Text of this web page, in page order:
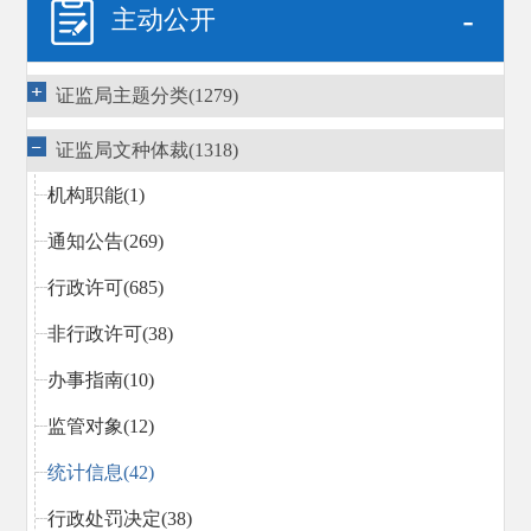
主动公开 -
证监局主题分类(1279)
证监局文种体裁(1318)
机构职能(1)
通知公告(269)
行政许可(685)
非行政许可(38)
办事指南(10)
监管对象(12)
统计信息(42)
行政处罚决定(38)